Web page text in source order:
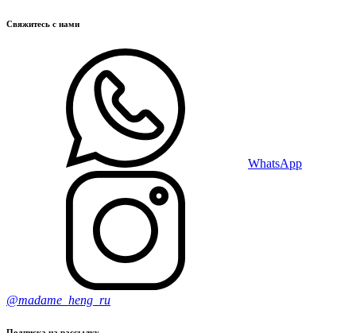
Свяжитесь с нами
WhatsApp
@madame_heng_ru